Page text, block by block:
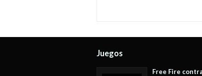
Juegos
Free Fire